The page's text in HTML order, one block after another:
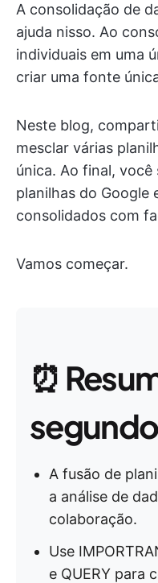
A consolidação de
ajuda nisso. Ao
individuais em uma
criar uma fonte
Neste blog,
mesclar várias
única. Ao final,
planilhas do Google
consolidados com
Vamos começar.
⏰
A fusão de
a análise de
colaboração.
Use
e QUERY para